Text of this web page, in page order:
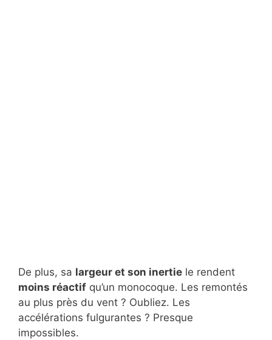
De plus, sa largeur et son inertie le rendent
moins réactif qu’un monocoque. Les remontés
au plus près du vent ? Oubliez. Les
accélérations fulgurantes ? Presque
impossibles.